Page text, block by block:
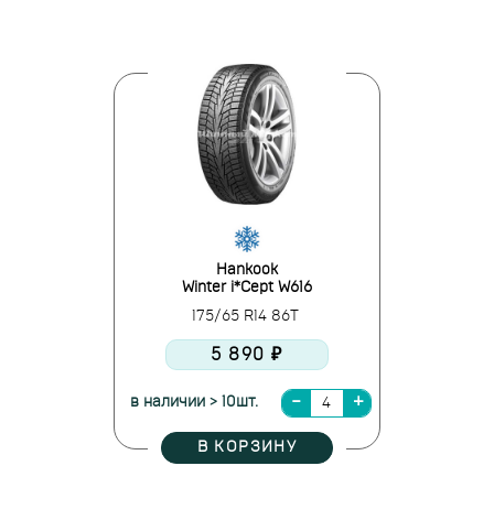
Hankook
Winter i*Cept W616
175/65 R14 86T
5 890 ₽
в наличии > 10шт.
В КОРЗИНУ